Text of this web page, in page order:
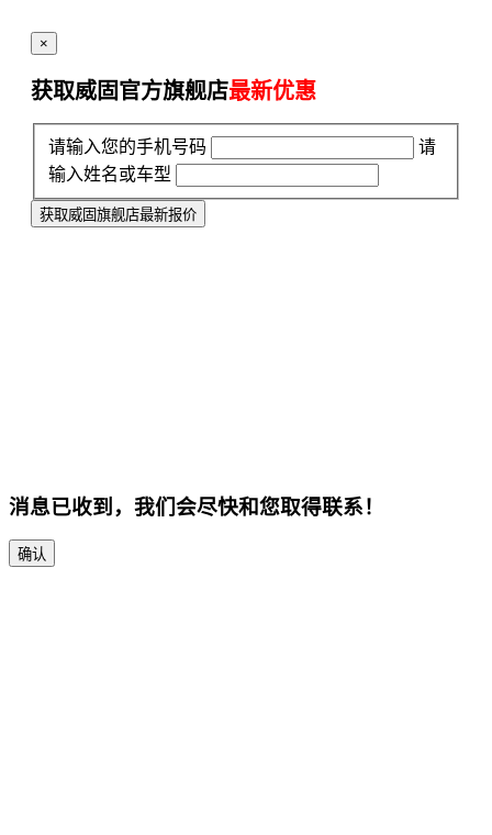
×
获取威固官方旗舰店最新优惠
请输入您的手机号码
请
输入姓名或车型
获取威固旗舰店最新报价
消息已收到，我们会尽快和您取得联系！
确认